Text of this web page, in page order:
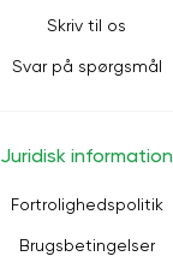
Skriv til os
Svar på spørgsmål
Juridisk information
Fortrolighedspolitik
Brugsbetingelser